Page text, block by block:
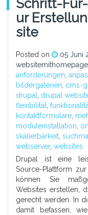
Schritt-
Ur
Site
Posted on 05 Juni
anforderungen
bildergalerien cms-
drupal
drupal
flexibilität
kontaktformulare
moduleinstallation
skalierbarkeit
webserver, websites
Drupal ist eine
Source-Plattform
können Sie
Websites erstellen,
gerecht werden. In
damit befassen,